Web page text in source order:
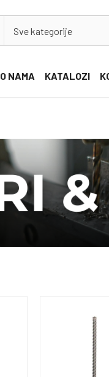
Sve kategorije
O NAMA KATALOZI